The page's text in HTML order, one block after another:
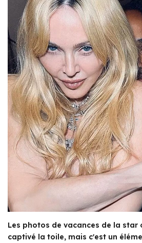
Les photos de vacances de la star
captivé la toile, mais c'est un